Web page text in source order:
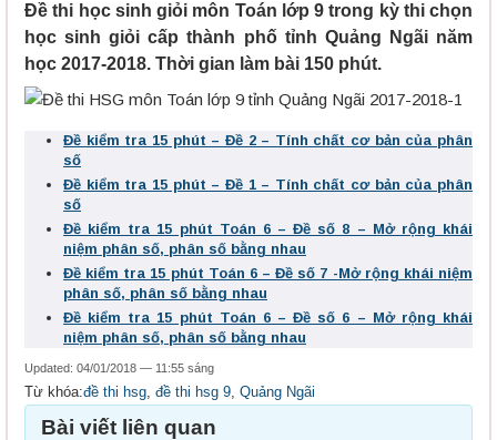
Đề thi học sinh giỏi môn Toán lớp 9 trong kỳ thi chọn
học sinh giỏi cấp thành phố tỉnh Quảng Ngãi năm
học 2017-2018. Thời gian làm bài 150 phút.
Đề kiểm tra 15 phút – Đề 2 – Tính chất cơ bản của phân
số
Đề kiểm tra 15 phút – Đề 1 – Tính chất cơ bản của phân
số
Đề kiểm tra 15 phút Toán 6 – Đề số 8 – Mở rộng khái
niệm phân số, phân số bằng nhau
Đề kiểm tra 15 phút Toán 6 – Đề số 7 -Mở rộng khái niệm
phân số, phân số bằng nhau
Đề kiểm tra 15 phút Toán 6 – Đề số 6 – Mở rộng khái
niệm phân số, phân số bằng nhau
Updated: 04/01/2018 — 11:55 sáng
Từ khóa:đề thi hsg, đề thi hsg 9, Quảng Ngãi
Bài viết liên quan